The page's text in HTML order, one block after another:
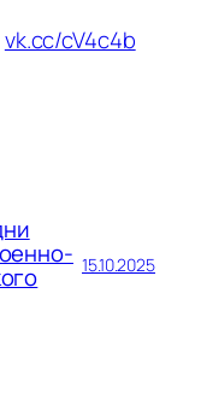
vk.cc/cV4c4b
15.10.2025